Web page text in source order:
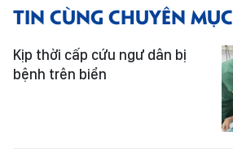
TIN CÙNG CHUYÊN MỤC
Kịp thời cấp cứu ngư dân bị
bệnh trên biển